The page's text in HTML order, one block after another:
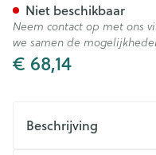
€ 68,14
Niet beschikbaar
Neem contact op met ons
we samen de
Beschrijving